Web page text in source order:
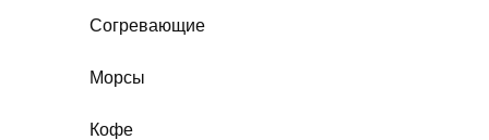
Согревающие
Морсы
Кофе